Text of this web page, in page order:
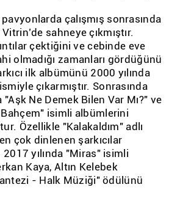
çalışmış sonrasında
sahneye çıkmıştır.
çektiğini ve cebinde eve
olmadığı zamanları gördüğünü
ilk albümünü 2000 yılında
çıkarmıştır. Sonrasında
"Aşk Ne Demek Bilen Var Mı?" ve
Bahçem" isimli albümlerini
Özellikle "Kalakaldım" adlı
çok dinlenen şarkıcılar
2017 yılında "Miras" isimli
Kaya, Altın Kelebek
- Halk Müziği" ödülünü